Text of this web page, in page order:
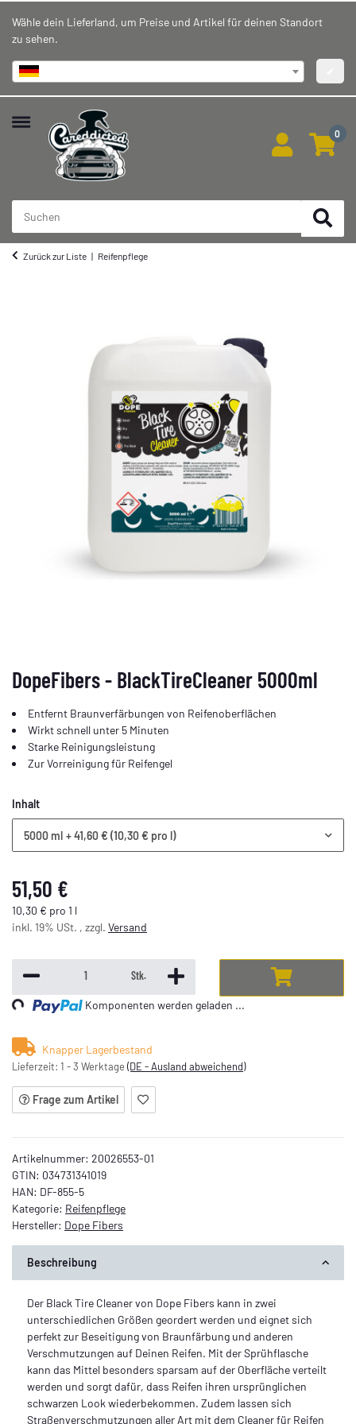
Wähle dein Lieferland, um Preise und Artikel für deinen Standort
zu sehen.
0
Zurück zur Liste Reifenpflege
DopeFibers - BlackTireCleaner 5000ml
Entfernt Braunverfärbungen von Reifenoberflächen
Wirkt schnell unter 5 Minuten
Starke Reinigungsleistung
Zur Vorreinigung für Reifengel
Inhalt
5000 ml + 41,60 € (10,30 € pro l)
51,50 €
10,30 € pro 1 l
inkl. 19% USt. , zzgl. Versand
Stk.
Komponenten werden geladen ...
Knapper Lagerbestand
Lieferzeit: 1 - 3 Werktage (DE - Ausland abweichend)
Frage zum Artikel
Artikelnummer: 20026553-01
GTIN: 034731341019
HAN: DF-855-5
Kategorie: Reifenpflege
Hersteller: Dope Fibers
Beschreibung
Der Black Tire Cleaner von Dope Fibers kann in zwei
unterschiedlichen Größen geordert werden und eignet sich
perfekt zur Beseitigung von Braunfärbung und anderen
Verschmutzungen auf Deinen Reifen. Mit der Sprühflasche
kann das Mittel besonders sparsam auf der Oberfläche verteilt
werden und sorgt dafür, dass Reifen ihren ursprünglichen
schwarzen Look wiederbekommen. Zudem lassen sich
Straßenverschmutzungen aller Art mit dem Cleaner für Reifen